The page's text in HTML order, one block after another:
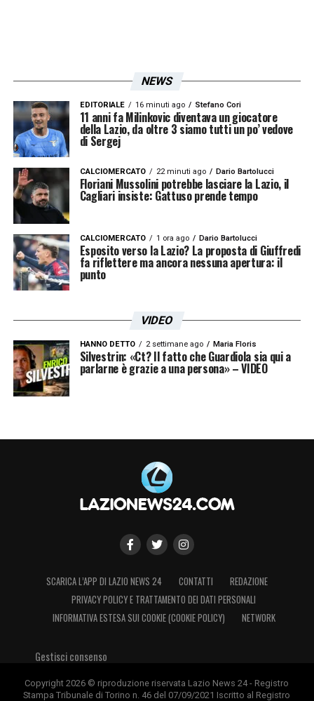
Bye Bye 2019, aspetta un po’… c’è qualcosa da
#ForzaLazio #CMonEagles #Lazio
#LaPrimaSquadraDellaCapitale #Laziale
#CoppaItalia @lalaziosiamonoi @langolodeilaziali
@laziopress.it @lazionews24
Un post condiviso da
LA PLAYLIST DELLE NOSTRE TOP NEWS
NEWS
EDITORIALE 16 minuti ago Stefano Cori
11 anni fa Milinkovic diventava un giocatore
della Lazio, da oltre 3 siamo tutti un po’ vedove
di Sergej
CALCIOMERCATO 22 minuti ago Dario Bartolucci
Floriani Mussolini potrebbe lasciare la Lazio, il
Cagliari insiste: Gattuso prende tempo
CALCIOMERCATO 1 ora ago Dario Bartolucci
Esposito verso la Lazio? La proposta di Giuffredi
fa riflettere ma ancora nessuna apertura: il
punto
VIDEO
HANNO DETTO 2 settimane ago Maria Floris
Silvestrin: «Ct? Il fatto che Guardiola sia qui a
parlarne è grazie a una persona» – VIDEO
SCARICA L’APP DI LAZIO NEWS 24 CONTATTI
REDAZIONE
PRIVACY POLICY E TRATTAMENTO DEI DATI PERSONALI
INFORMATIVA ESTESA SUI COOKIE (COOKIE POLICY)
NETWORK
Gestisci consenso
Copyright 2026 © riproduzione riservata Lazio News 24 - Registro
Stampa Tribunale di Torino n. 46 del 07/09/2021 Iscritto al Registro